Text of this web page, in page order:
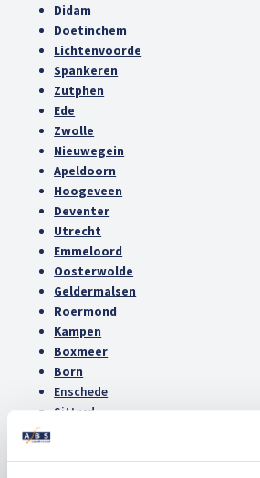
Didam
Doetinchem
Lichtenvoorde
Spankeren
Zutphen
Ede
Zwolle
Nieuwegein
Apeldoorn
Hoogeveen
Deventer
Utrecht
Emmeloord
Oosterwolde
Geldermalsen
Roermond
Kampen
Boxmeer
Born
Enschede
Sittard
Onze vakkundig opgeleide autoherstellers